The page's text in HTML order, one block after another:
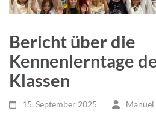
Bericht über die
Kennenlerntage
Klassen
15. September 2025